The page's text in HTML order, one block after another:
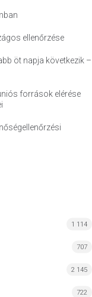
ellenőrzése
öt napja következik –
források elérése
1 114
707
2 145
722